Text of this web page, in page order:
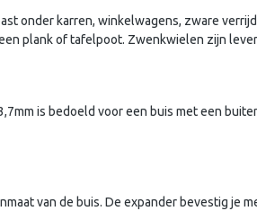
onder karren, winkelwagens, zware
plank of tafelpoot. Zwenkwielen zijn
is bedoeld voor een buis met een
van de buis. De expander bevestig je